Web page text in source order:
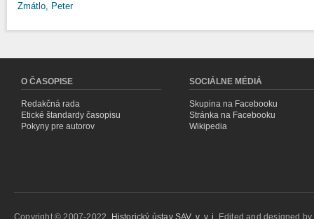
Zmátlo, Peter
O ČASOPISE
Redakčná rada
Etické štandardy časopisu
Pokyny pre autorov
SOCIÁLNE MÉDIÁ
Skupina na Facebooku
Stránka na Facebooku
Wikipedia